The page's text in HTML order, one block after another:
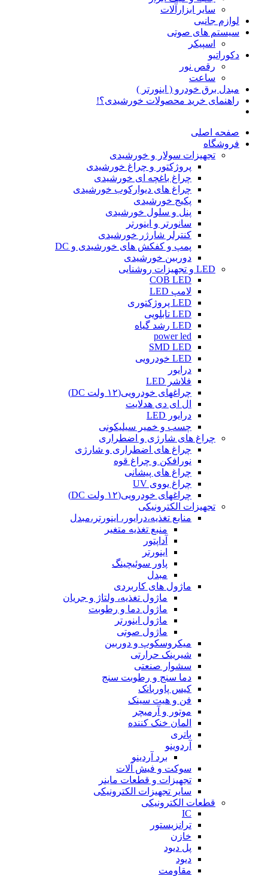
سایر ابزارآلات
لوازم جانبی
سیستم های صوتی
اسپیکر
دکوراتیو
رقص نور
ساعت
مبدل برق خودرو ( اینورتر )
راهنمای خرید محصولات خورشیدی؟!
صفحه اصلی
فروشگاه
تجهیزات سولار و خورشیدی
پروژکتور و چراغ خورشیدی
چراغ باغچه ای خورشیدی
چراغ های دیوارکوب خورشیدی
پکیج خورشیدی
پنل و سلول خورشیدی
سانورتر و اینورتر
کنترلر شارژر خورشیدی
پمپ و کفکش های خورشیدی و DC
دوربین خورشیدی
LED و تجهیزات روشنایی
COB LED
لامپ LED
LED پروژکتوری
LED تابلویی
LED رشد گیاه
power led
SMD LED
LED خودرویی
درایور
فلاشر LED
چراغهای خودرویی(۱۲ ولت DC)
ال ای دی هدلایت
درایور LED
چسب و خمیر سیلیکونی
چراغ های شارژی و اضطراری
چراغ های اضطراری و شارژی
نورافکن و چراغ قوه
چراغ های پیشانی
چراغ یووی UV
چراغهای خودرویی(۱۲ ولت DC)
تجهیزات الکترونیکی
منابع تغذیه،درایور، اینورتر،مبدل
منبع تغذیه متغیر
آداپتور
اینورتر
پاور سوئیچینگ
مبدل
ماژول های کاربردی
ماژول تغذیه، ولتاژ و جریان
ماژول دما و رطوبت
ماژول اینورتر
ماژول صوتی
میکروسکوپ و دوربین
شیرینک حرارتی
سشوار صنعتی
دما سنج و رطوبت سنج
کیس پاوربانک
فن و هیت سینک
موتور و آرمیچر
المان خنک کننده
باتری
آردوینو
برد آردینو
سوکت و فیش آلات
تجهیزات و قطعات ماینر
سایر تجهیزات الکترونیکی
قطعات الکترونیکی
IC
ترانزیستور
خازن
پل دیود
دیود
مقاومت